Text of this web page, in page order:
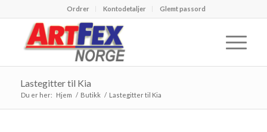
Ordrer Kontodetaljer Glemt passord
Lastegitter til Kia
Du er her: Hjem / Butikk / Lastegitter til Kia